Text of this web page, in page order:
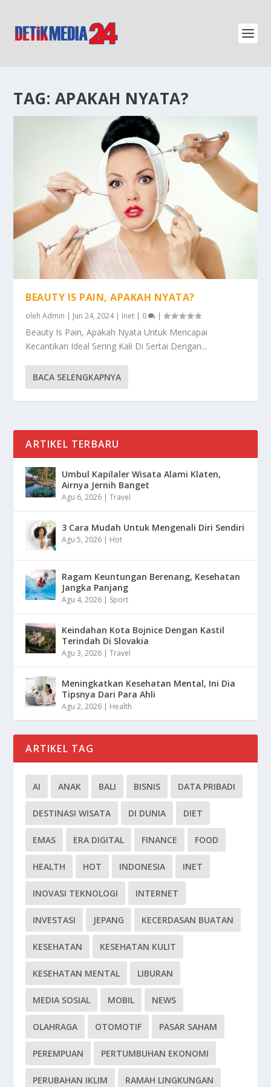
TAG: APAKAH NYATA?
BEAUTY IS PAIN, APAKAH NYATA?
olehAdmin | Jun 24, 2024| Inet | 0 |
Beauty Is Pain, Apakah Nyata Untuk Mencapai
Kecantikan Ideal Sering Kali Di Sertai Dengan...
BACA SELENGKAPNYA
ARTIKEL TERBARU
Umbul Kapilaler Wisata Alami Klaten,
Airnya Jernih Banget
Agu 6, 2026 |Travel
3 Cara Mudah Untuk Mengenali Diri Sendiri
Agu 5, 2026 | Hot
Ragam Keuntungan Berenang, Kesehatan
Jangka Panjang
Agu 4, 2026 | Sport
Keindahan Kota Bojnice Dengan Kastil
Terindah Di Slovakia
Agu 3, 2026 |Travel
Meningkatkan Kesehatan Mental, Ini Dia
Tipsnya Dari Para Ahli
Agu 2, 2026 | Health
ARTIKEL TAG
AI ANAK BALI BISNIS DATA PRIBADI
DESTINASI WISATA DI DUNIA DIET
EMAS ERA DIGITAL FINANCE FOOD
HEALTH HOT INDONESIA INET
INOVASI TEKNOLOGI INTERNET
INVESTASI JEPANG KECERDASAN BUATAN
KESEHATAN KESEHATAN KULIT
KESEHATAN MENTAL LIBURAN
MEDIA SOSIAL MOBIL NEWS
OLAHRAGA OTOMOTIF PASAR SAHAM
PEREMPUAN PERTUMBUHAN EKONOMI
PERUBAHAN IKLIM RAMAH LINGKUNGAN